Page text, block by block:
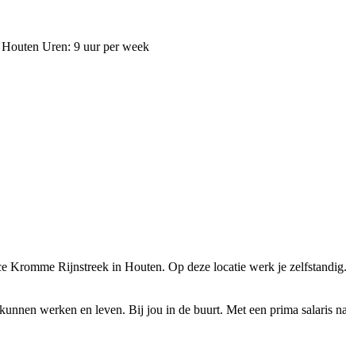
Uren: 9 uur per week
Rijnstreek in Houten. Op deze locatie werk je
werken en leven. Bij jou in de buurt. Met een prima salaris